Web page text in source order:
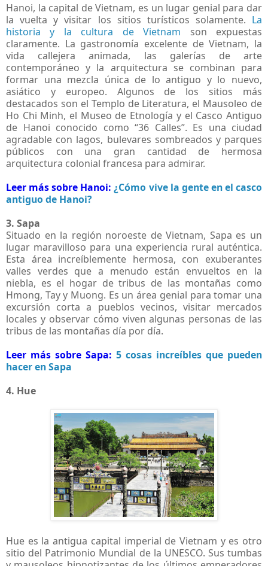
Hanoi, la capital de Vietnam, es un lugar genial para dar
la vuelta y visitar los sitios turísticos solamente. La
historia y la cultura de Vietnam son expuestas
claramente. La gastronomía excelente de Vietnam, la
vida callejera animada, las galerías de arte
contemporáneo y la arquitectura se combinan para
formar una mezcla única de lo antiguo y lo nuevo,
asiático y europeo. Algunos de los sitios más
destacados son el Templo de Literatura, el Mausoleo de
Ho Chi Minh, el Museo de Etnología y el Casco Antiguo
de Hanoi conocido como “36 Calles”. Es una ciudad
agradable con lagos, bulevares sombreados y parques
públicos con una gran cantidad de hermosa
arquitectura colonial francesa para admirar.
Leer más sobre Hanoi: ¿Cómo vive la gente en el casco
antiguo de Hanoi?
3. Sapa
Situado en la región noroeste de Vietnam, Sapa es un
lugar maravilloso para una experiencia rural auténtica.
Esta área increíblemente hermosa, con exuberantes
valles verdes que a menudo están envueltos en la
niebla, es el hogar de tribus de las montañas como
Hmong, Tay y Muong. Es un área genial para tomar una
excursión corta a pueblos vecinos, visitar mercados
locales y observar cómo viven algunas personas de las
tribus de las montañas día por día.
Leer más sobre Sapa: 5 cosas increíbles que pueden
hacer en Sapa
4. Hue
Hue es la antigua capital imperial de Vietnam y es otro
sitio del Patrimonio Mundial de la UNESCO. Sus tumbas